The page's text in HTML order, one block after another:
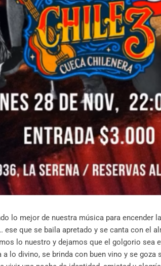
lo mejor de nuestra música para encender
que se baila apretado y se canta con el
lo nuestro y dejamos que el golgorio sea
lo divino, se brinda con buen vino y se goza